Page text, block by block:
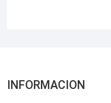
INFORMACION